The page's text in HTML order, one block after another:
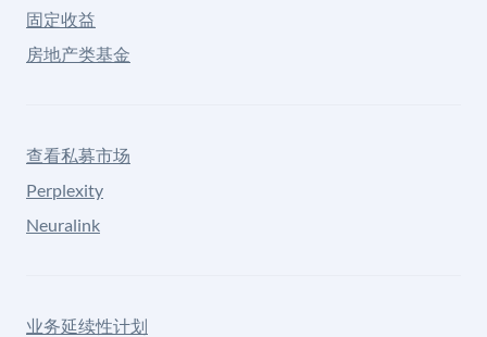
固定收益
房地产类基金
查看私募市场
Perplexity
Neuralink
业务延续性计划